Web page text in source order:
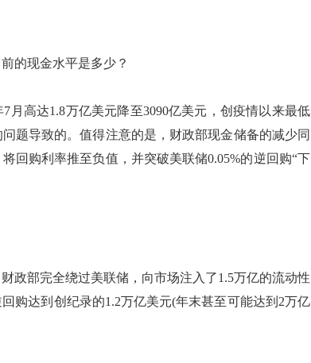
的现金水平是多少？
高达1.8万亿美元降至3090亿美元，创疫情以来最低
题导致的。值得注意的是，财政部现金储备的减少同
回购利率推至负值，并突破美联储0.05%的逆回购“下
部完全绕过美联储，向市场注入了1.5万亿的流动性
购达到创纪录的1.2万亿美元(年末甚至可能达到2万亿